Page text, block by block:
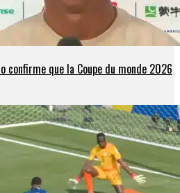
confirme que la Coupe du monde 2026